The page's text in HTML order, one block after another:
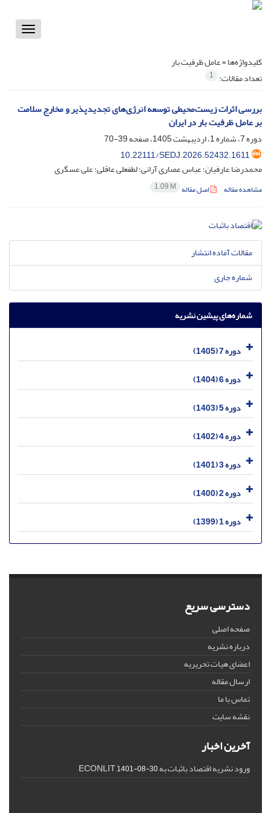
Toggle
کلیدواژه‌ها =عامل ظرفیت بار
تعداد مقالات: 1
بررسی اثرات زیست‌محیطی توسعه انرژی‌های تجدیدپذیر و مخارج سلامت
بر عامل ظرفیت بار در ایران
دوره 7، شماره 1، اردیبهشت 1405، صفحه
39-70
10.22111/SEDJ.2026.52432.1611
محمدرضا عارفیان؛ عباس عصاری آرانی؛ لطفعلی عاقلی؛ علی عسگری
مشاهده مقاله اصل مقاله 1.09 M
مقالات آماده انتشار
شماره جاری
شماره‌های پیشین نشریه
دوره 7 (1405)
دوره 6 (1404)
دوره 5 (1403)
دوره 4 (1402)
دوره 3 (1401)
دوره 2 (1400)
دوره 1 (1399)
دسترسی سریع
صفحه اصلی
درباره نشریه
اعضای هیات تحریریه
ارسال مقاله
تماس با ما
نقشه سایت
آخرین اخبار
ورود نشریه اقتصاد باثبات به ECONLIT1401-08-30